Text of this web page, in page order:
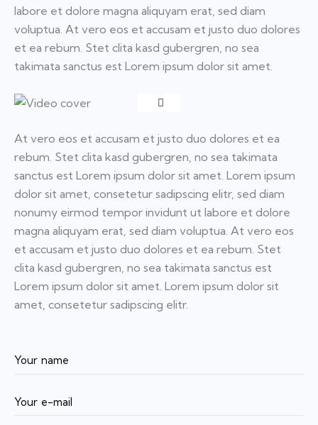
labore et dolore magna aliquyam erat, sed diam
voluptua. At vero eos et accusam et justo duo dolores
et ea rebum. Stet clita kasd gubergren, no sea
takimata sanctus est Lorem ipsum dolor sit amet.
At vero eos et accusam et justo duo dolores et ea
rebum. Stet clita kasd gubergren, no sea takimata
sanctus est Lorem ipsum dolor sit amet. Lorem ipsum
dolor sit amet, consetetur sadipscing elitr, sed diam
nonumy eirmod tempor invidunt ut labore et dolore
magna aliquyam erat, sed diam voluptua. At vero eos
et accusam et justo duo dolores et ea rebum. Stet
clita kasd gubergren, no sea takimata sanctus est
Lorem ipsum dolor sit amet. Lorem ipsum dolor sit
amet, consetetur sadipscing elitr.